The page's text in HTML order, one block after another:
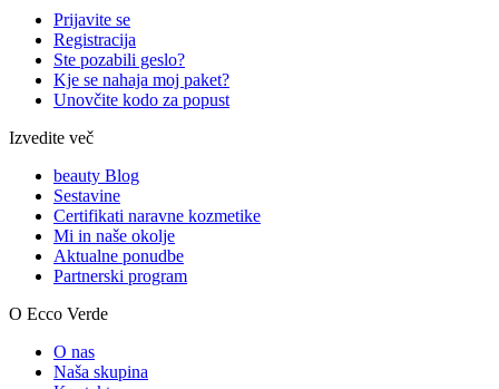
Prijavite se
Registracija
Ste pozabili geslo?
Kje se nahaja moj paket?
Unovčite kodo za popust
Izvedite več
beauty Blog
Sestavine
Certifikati naravne kozmetike
Mi in naše okolje
Aktualne ponudbe
Partnerski program
O Ecco Verde
O nas
Naša skupina